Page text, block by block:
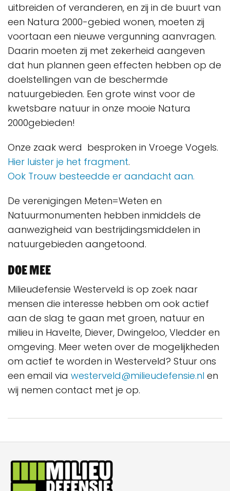
uitbreiden of veranderen, en zij in de buurt van
een Natura 2000-gebied wonen, moeten zij
voortaan een nieuwe vergunning aanvragen.
Daarin moeten zij met zekerheid aangeven
dat hun plannen geen effecten hebben op de
doelstellingen van de beschermde
natuurgebieden. Een grote winst voor de
kwetsbare natuur in onze mooie Natura
2000gebieden!
Onze zaak werd besproken in Vroege Vogels.
Hier luister je het fragment.
Ook Trouw besteedde er aandacht aan.
De verenigingen Meten=Weten en
Natuurmonumenten hebben inmiddels de
aanwezigheid van bestrijdingsmiddelen in
natuurgebieden aangetoond.
Doe mee
Milieudefensie Westerveld is op zoek naar
mensen die interesse hebben om ook actief
aan de slag te gaan met groen, natuur en
milieu in Havelte, Diever, Dwingeloo, Vledder en
omgeving. Meer weten over de mogelijkheden
om actief te worden in Westerveld? Stuur ons
een email via westerveld@milieudefensie.nl en
wij nemen contact met je op.